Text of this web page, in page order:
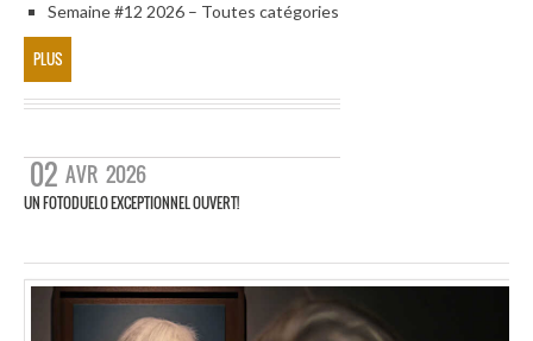
Semaine #12 2026 – Toutes catégories
PLUS
02 AVR 2026
UN FOTODUELO EXCEPTIONNEL OUVERT!